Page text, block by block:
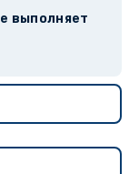
выполняет